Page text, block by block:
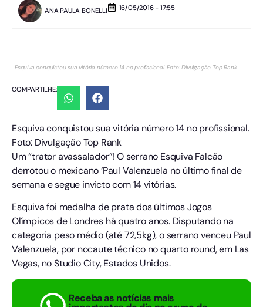
ANA PAULA BONELLI 16/05/2016 - 17:55
Esquiva conquistou sua vitória número 14 no profissional. Foto: Divulgação Top Rank
COMPARTILHE:
Esquiva conquistou sua vitória número 14 no profissional.
Foto: Divulgação Top Rank
Um “trator avassalador”! O serrano Esquiva Falcão
derrotou o mexicano ‘Paul Valenzuela no último final de
semana e segue invicto com 14 vitórias.
Esquiva foi medalha de prata dos últimos Jogos
Olímpicos de Londres há quatro anos. Disputando na
categoria peso médio (até 72,5kg), o serrano venceu Paul
Valenzuela, por nocaute técnico no quarto round, em Las
Vegas, no Studio City, Estados Unidos.
Receba as notícias mais